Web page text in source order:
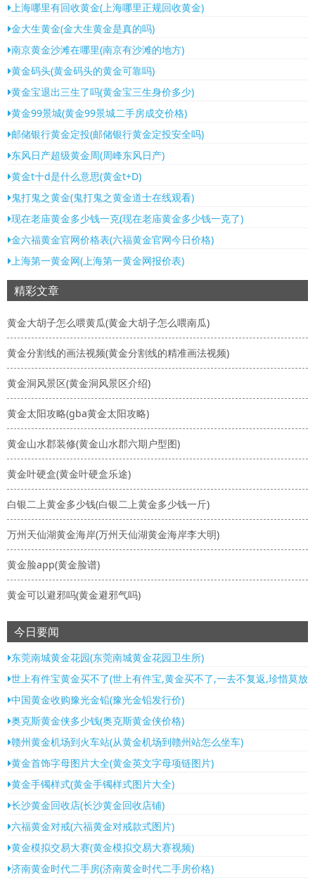
上海哪里有回收黄金(上海哪里正规回收黄金)
金大生黄金(金大生黄金是真的吗)
南京黄金沙滩在哪里(南京有沙滩的地方)
黄金码头(黄金码头的黄金可靠吗)
黄金宝退出三生了吗(黄金宝三生身价多少)
黄金99景城(黄金99景城二手房成交价格)
邮储银行黄金定投(邮储银行黄金定投安全吗)
东风日产超级黄金周(周峰东风日产)
黄金t十d是什么意思(黄金t+D)
鬼打鬼之黄金(鬼打鬼之黄金道士在线观看)
现在老庙黄金多少钱一克(现在老庙黄金多少钱一克了)
金六福黄金官网价格表(六福黄金官网今日价格)
上海第一黄金网(上海第一黄金网报价表)
精彩文章
黄金大胡子怎么喂黄瓜(黄金大胡子怎么喂南瓜)
黄金分割线的画法视频(黄金分割线的精准画法视频)
黄金洞风景区(黄金洞风景区介绍)
黄金太阳攻略(gba黄金太阳攻略)
黄金山水郡装修(黄金山水郡六期户型图)
黄金叶硬盒(黄金叶硬盒乐途)
白银二上黄金多少钱(白银二上黄金多少钱一斤)
万州天仙湖黄金海岸(万州天仙湖黄金海岸李大明)
黄金脸app(黄金脸谱)
黄金可以避邪吗(黄金避邪气吗)
今日要闻
东莞南城黄金花园(东莞南城黄金花园卫生所)
世上有件宝黄金买不了(世上有件宝,黄金买不了,一去不复返,珍惜莫放
中国黄金收购豫光金铅(豫光金铅发行价)
奥克斯黄金侠多少钱(奥克斯黄金侠价格)
赣州黄金机场到火车站(从黄金机场到赣州站怎么坐车)
黄金首饰字母图片大全(黄金英文字母项链图片)
黄金手镯样式(黄金手镯样式图片大全)
长沙黄金回收店(长沙黄金回收店铺)
六福黄金对戒(六福黄金对戒款式图片)
黄金模拟交易大赛(黄金模拟交易大赛视频)
济南黄金时代二手房(济南黄金时代二手房价格)